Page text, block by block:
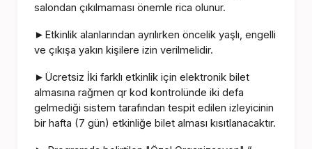
salondan çıkılmaması önemle rica olunur.
► Etkinlik alanlarından ayrılırken öncelik yaşlı, engelli
ve çıkışa yakın kişilere izin verilmelidir.
► Ücretsiz İki farklı etkinlik için elektronik bilet
almasına rağmen qr kod kontrolünde iki defa
gelmediği sistem tarafından tespit edilen izleyicinin
bir hafta (7 gün) etkinliğe bilet alması kısıtlanacaktır.